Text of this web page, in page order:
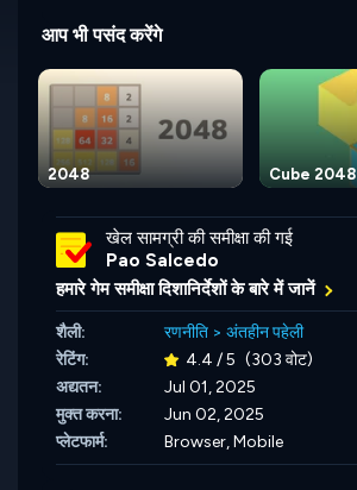
आप भी पसंद करेंगे
2048 Cube 2048
खेल सामग्री की समीक्षा की गई
Pao Salcedo
हमारे गेम समीक्षा दिशानिर्देशों के बारे में जानें
शैली: रणनीति > अंतहीन पहेली
रेटिंग:
4.4 / 5 (303 वोट)
अद्यतन:
Jul 01, 2025
मुक्त करना:
Jun 02, 2025
प्लेटफार्म:
Browser, Mobile